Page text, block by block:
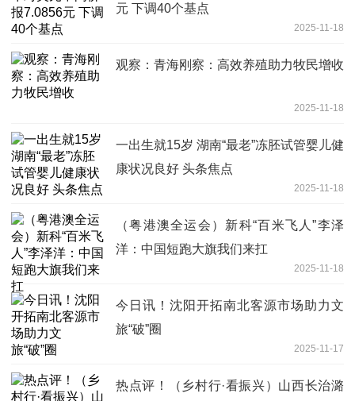
元 下调40个基点
2025-11-18
观察：青海刚察：高效养殖助力牧民增收
2025-11-18
一出生就15岁 湖南“最老”冻胚试管婴儿健
康状况良好 头条焦点
2025-11-18
（粤港澳全运会）新科“百米飞人”李泽
洋：中国短跑大旗我们来扛
2025-11-18
今日讯！沈阳开拓南北客源市场助力文
旅“破”圈
2025-11-17
热点评！（乡村行·看振兴）山西长治潞